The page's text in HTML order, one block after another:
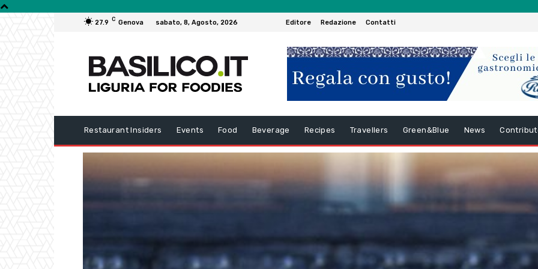
27.9 C Genova sabato, 8, Agosto, 2026 Editore Redazione Contatti
Restaurant Insiders Events Food Beverage Recipes Travellers Green&Blue News